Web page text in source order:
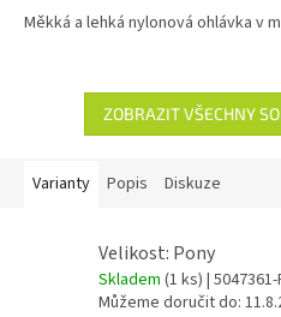
Měkká a lehká nylonová ohlávka v
ZOBRAZIT VŠECHNY
Varianty Popis Diskuze
Velikost: Pony
Skladem (1 ks) | 5047361-
Můžeme doručit do: